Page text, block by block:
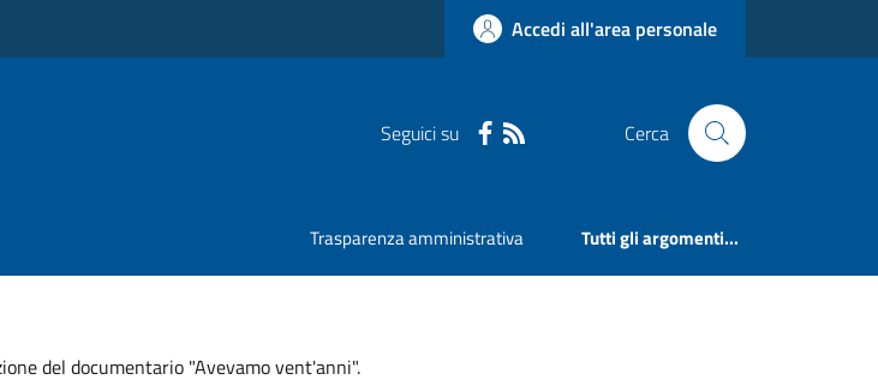
Accedi all'area personale
Seguici su Cerca
Trasparenza amministrativa Tutti gli argomenti...
del documentario "Avevamo vent'anni".